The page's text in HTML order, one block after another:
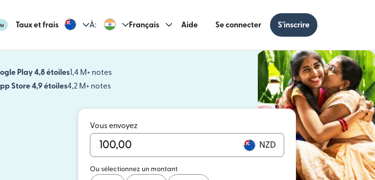
Taux et frais À: Français Aide Se connecter S'inscrire
Play 4,8 étoiles1,4 M+ notes
Store 4,9 étoiles4,2 M+ notes
(s'ouvre dans une nouvelle fenêtre)
Vous envoyez
NZD
Ou sélectionnez un montant